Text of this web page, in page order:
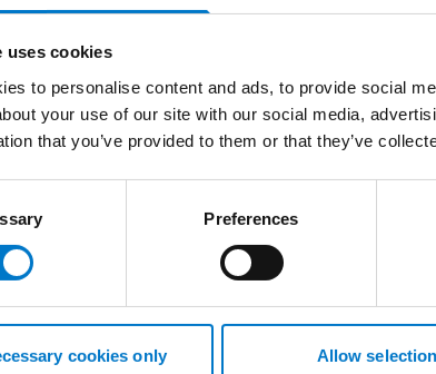
uses cookies
to personalise content and ads, to provide social
your use of our site with our social media,
that you’ve provided to them or that they’ve
Preferences
cookies only Allow selection
suunnattua oikein ja vältetään liiallisen
joka voidaan kytkeä toimimaan ajoneuvon
hyväksytty, RoHS sertifioitu, IP-luokitukset